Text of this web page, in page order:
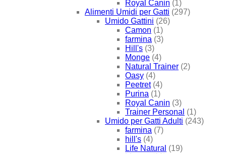
Royal Canin (1)
Alimenti Umidi per Gatti (297)
Umido Gattini (26)
Camon (1)
farmina (3)
Hill's (3)
Monge (4)
Natural Trainer (2)
Oasy (4)
Peetret (4)
Purina (1)
Royal Canin (3)
Trainer Personal (1)
Umido per Gatti Adulti (243)
farmina (7)
hill's (4)
Life Natural (19)